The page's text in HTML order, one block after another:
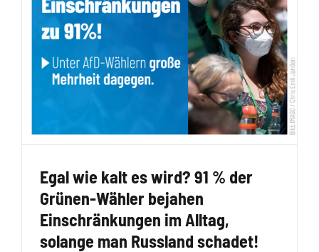
Egal wie kalt es wird? 91 % der
Grünen-Wähler bejahen
Einschränkungen im Alltag,
solange man Russland schadet!